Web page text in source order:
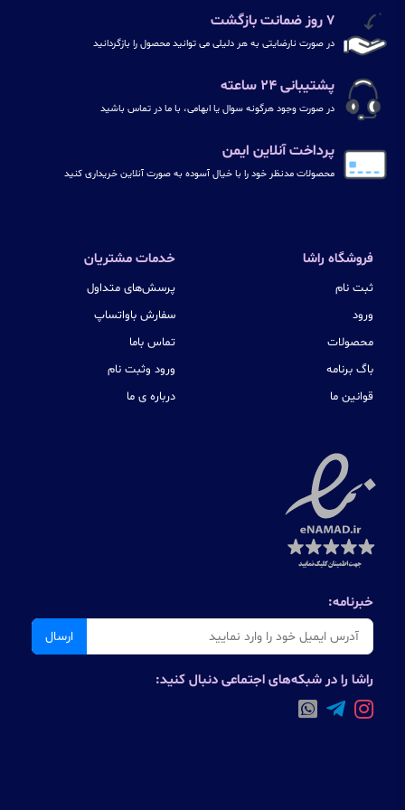
۷ روز ضمانت بازگشت
در صورت نارضایتی به هر دلیلی می توانید محصول را بازگردانید
پشتیبانی ۲۴ ساعته
در صورت وجود هرگونه سوال یا ابهامی، با ما در تماس باشید
پرداخت آنلاین ایمن
محصولات مدنظر خود را با خیال آسوده به صورت آنلاین خریداری کنید
فروشگاه راشا
ثبت نام
ورود
محصولات
باگ برنامه
قوانین ما
خدمات مشتریان
پرسش‌های متداول
سفارش باواتساپ
تماس باما
ورود وثبت نام
درباره ی ما
خبرنامه:
ارسال
راشا را در شبکه‌های اجتماعی دنبال کنید: